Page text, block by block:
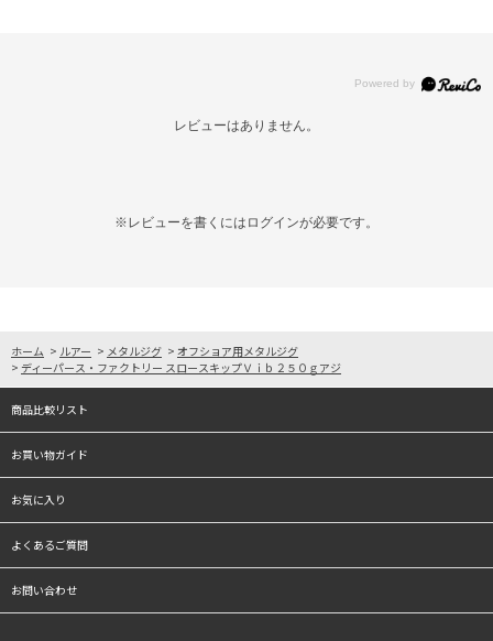
レビューはありません。
※レビューを書くには ログインが必要です。
ホーム > ルアー > メタルジグ > オフショア用メタルジグ
> ディーパース・ファクトリー スロースキップＶｉｂ２５０ｇアジ
商品比較リスト
お買い物ガイド
お気に入り
よくあるご質問
お問い合わせ